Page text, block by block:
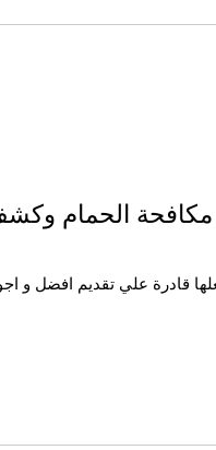
مكافحة الحمام
قادرة علي تقديم افضل و